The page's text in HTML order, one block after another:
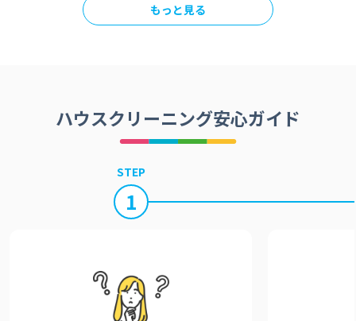
もっと見る
ハウスクリーニング安心ガイド
STEP
1